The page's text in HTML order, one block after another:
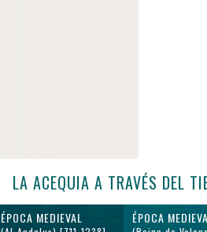
LA ACEQUIA A TRAVÉS DEL
ÉPOCA MEDIEVAL ÉPOCA